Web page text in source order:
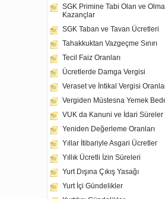
SGK Primine Tabi Olan ve
Kazançlar
SGK Taban ve Tavan Ücretleri
Tahakkuktan Vazgeçme Sınırı
Tecil Faiz Oranları
Ücretlerde Damga Vergisi
Veraset ve İntikal Vergisi
Vergiden Müstesna Yemek
VUK da Kanuni ve İdari Süreler
Yeniden Değerleme Oranları
Yıllar İtibariyle Asgari Ücretler
Yıllık Ücretli İzin Süreleri
Yurt Dışına Çıkış Yasağı
Yurt İçi Gündelikler